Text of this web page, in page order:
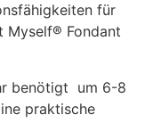
für
Myself® Fondant
benötigt um 6-8
praktische